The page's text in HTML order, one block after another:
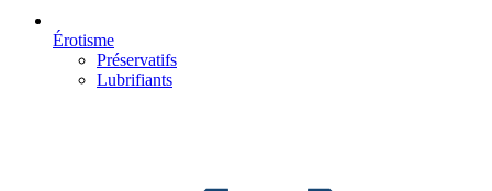
Érotisme
Préservatifs
Lubrifiants